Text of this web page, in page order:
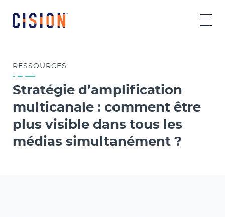
RESSOURCES
Stratégie d’amplification
multicanale : comment être
plus visible dans tous les
médias simultanément ?